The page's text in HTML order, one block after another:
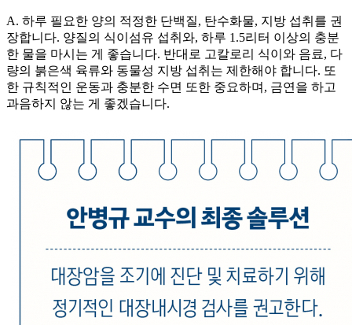
A. 하루 필요한 양의 적정한 단백질, 탄수화물, 지방 섭취를 권
장합니다. 양질의 식이섬유 섭취와, 하루 1.5리터 이상의 충분
한 물을 마시는 게 좋습니다. 반대로 고칼로리 식이와 음료, 다
량의 붉은색 육류와 동물성 지방 섭취는 제한해야 합니다. 또
한 규칙적인 운동과 충분한 수면 또한 중요하며, 금연을 하고
과음하지 않는 게 좋겠습니다.